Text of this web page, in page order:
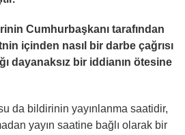
Cumhurbaşkanı tarafından
içinden nasıl bir darbe çağrısı
dayanaksız bir iddianın ötesine
da bildirinin yayınlanma saatidir,
yayın saatine bağlı olarak bir